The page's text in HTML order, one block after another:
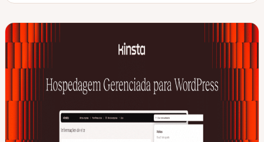
t
d
z
a
o
p
d
t
p
c
p
c
p
c
p
c
o